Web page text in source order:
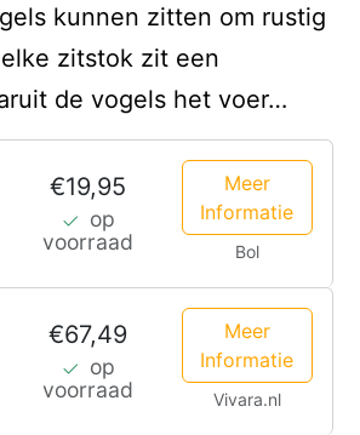
kunnen zitten om rustig
zitstok zit een
de vogels het voer…
€19,95
op
voorraad
Meer
Informatie
Bol
€67,49
op
voorraad
Meer
Informatie
Vivara.nl